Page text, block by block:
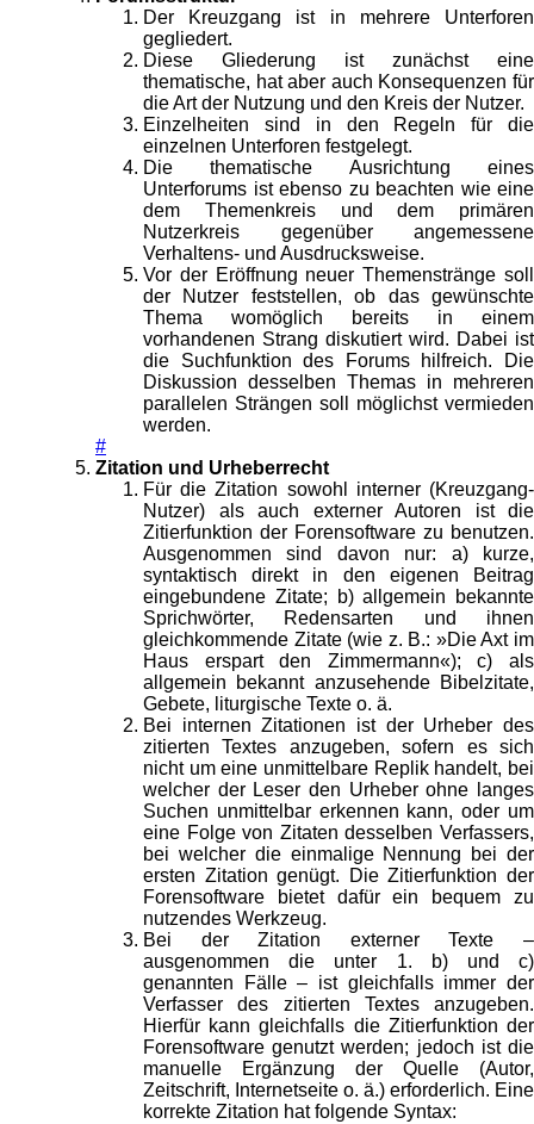
Der Kreuzgang ist in mehrere Unterforen
gegliedert.
Diese Gliederung ist zunächst eine
thematische, hat aber auch Konsequenzen für
die Art der Nutzung und den Kreis der Nutzer.
Einzelheiten sind in den Regeln für die
einzelnen Unterforen festgelegt.
Die thematische Ausrichtung eines
Unterforums ist ebenso zu beachten wie eine
dem Themenkreis und dem primären
Nutzerkreis gegenüber angemessene
Verhaltens- und Ausdrucksweise.
Vor der Eröffnung neuer Themenstränge soll
der Nutzer feststellen, ob das gewünschte
Thema womöglich bereits in einem
vorhandenen Strang diskutiert wird. Dabei ist
die Suchfunktion des Forums hilfreich. Die
Diskussion desselben Themas in mehreren
parallelen Strängen soll möglichst vermieden
werden.
#
Zitation und Urheberrecht
Für die Zitation sowohl interner (Kreuzgang-
Nutzer) als auch externer Autoren ist die
Zitierfunktion der Forensoftware zu benutzen.
Ausgenommen sind davon nur: a) kurze,
syntaktisch direkt in den eigenen Beitrag
eingebundene Zitate; b) allgemein bekannte
Sprichwörter, Redensarten und ihnen
gleichkommende Zitate (wie z. B.: »Die Axt im
Haus erspart den Zimmermann«); c) als
allgemein bekannt anzusehende Bibelzitate,
Gebete, liturgische Texte o. ä.
Bei internen Zitationen ist der Urheber des
zitierten Textes anzugeben, sofern es sich
nicht um eine unmittelbare Replik handelt, bei
welcher der Leser den Urheber ohne langes
Suchen unmittelbar erkennen kann, oder um
eine Folge von Zitaten desselben Verfassers,
bei welcher die einmalige Nennung bei der
ersten Zitation genügt. Die Zitierfunktion der
Forensoftware bietet dafür ein bequem zu
nutzendes Werkzeug.
Bei der Zitation externer Texte –
ausgenommen die unter 1. b) und c)
genannten Fälle – ist gleichfalls immer der
Verfasser des zitierten Textes anzugeben.
Hierfür kann gleichfalls die Zitierfunktion der
Forensoftware genutzt werden; jedoch ist die
manuelle Ergänzung der Quelle (Autor,
Zeitschrift, Internetseite o. ä.) erforderlich. Eine
korrekte Zitation hat folgende Syntax: